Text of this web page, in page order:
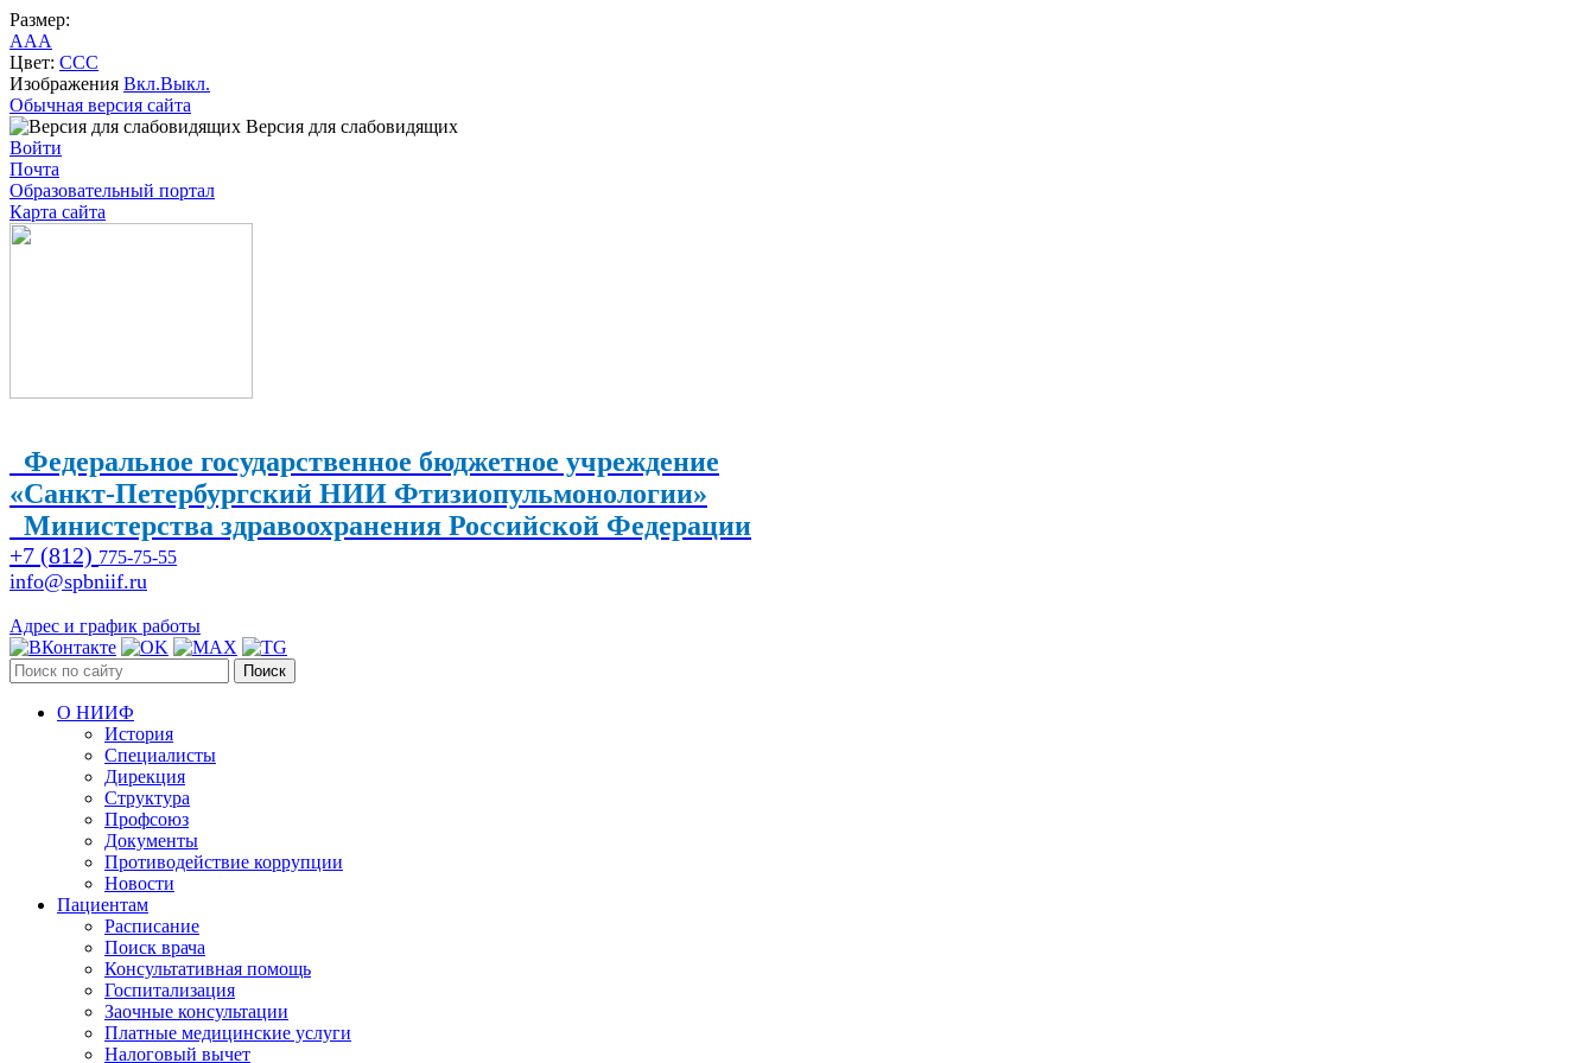
Размер:
AAA
Цвет: CCC
Изображения Вкл.Выкл.
Обычная версия сайта
Версия для слабовидящих
Войти
Почта
Образовательный портал
Карта сайта
Федеральное государственное бюджетное учреждение
«Санкт-Петербургский НИИ Фтизиопульмонологии»
Министерства здравоохранения Российской Федерации
+7 (812) 775-75-55
info@spbniif.ru
Адрес и график работы
Поиск
О НИИФ
История
Специалисты
Дирекция
Структура
Профсоюз
Документы
Противодействие коррупции
Новости
Пациентам
Расписание
Поиск врача
Консультативная помощь
Госпитализация
Заочные консультации
Платные медицинские услуги
Налоговый вычет